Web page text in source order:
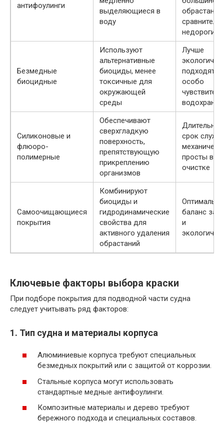
антифоулинги
выделяющиеся в
воду
обрастаний,
недорогие
Безмедные
биоцидные
Используют
альтернативные
биоциды, менее
токсичные для
окружающей
среды
Лучше
подходят
особо
Силиконовые и
флюоро-
полимерные
Обеспечивают
сверхгладкую
поверхность,
препятствующую
прикреплению
организмов
Длительный
срок
просты в
очистке
Самоочищающиеся
покрытия
Комбинируют
биоциды и
гидродинамические
свойства для
активного удаления
обрастаний
баланс
и
Ключевые факторы выбора краски
При подборе покрытия для подводной части судна
следует учитывать ряд факторов:
1. Тип судна и материалы корпуса
Алюминиевые корпуса требуют специальных
безмедных покрытий или с защитой от коррозии.
Стальные корпуса могут использовать
стандартные медные антифоулинги.
Композитные материалы и дерево требуют
бережного подхода и специальных составов.